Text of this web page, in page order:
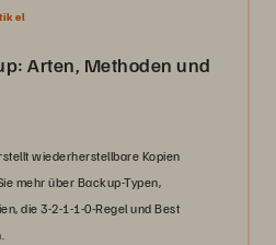
Arten, Methoden und
wiederherstellbare Kopien
mehr über Backup-Typen,
die 3-2-1-1-0-Regel und Best